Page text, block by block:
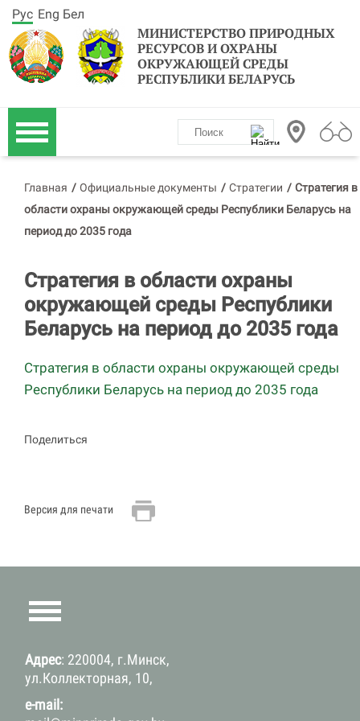
МИНИСТЕРСТВО ПРИРОДНЫХ
РЕСУРСОВ И ОХРАНЫ
ОКРУЖАЮЩЕЙ СРЕДЫ
РЕСПУБЛИКИ БЕЛАРУСЬ
Рус Eng Бел
Главная / Официальные документы / Стратегии / Стратегия в
области охраны окружающей среды Республики Беларусь на
период до 2035 года
Стратегия в области охраны
окружающей среды Республики
Беларусь на период до 2035 года
Стратегия в области охраны окружающей среды
Республики Беларусь на период до 2035 года
Поделиться
Версия для печати
Адрес: 220004, г.Минск,
ул.Коллекторная, 10,
e-mail: